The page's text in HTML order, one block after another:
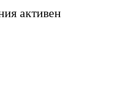
активен